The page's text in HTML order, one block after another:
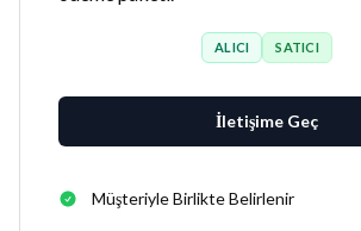
ALICI SATICI
İletişime Geç
Müşteriyle Birlikte Belirlenir